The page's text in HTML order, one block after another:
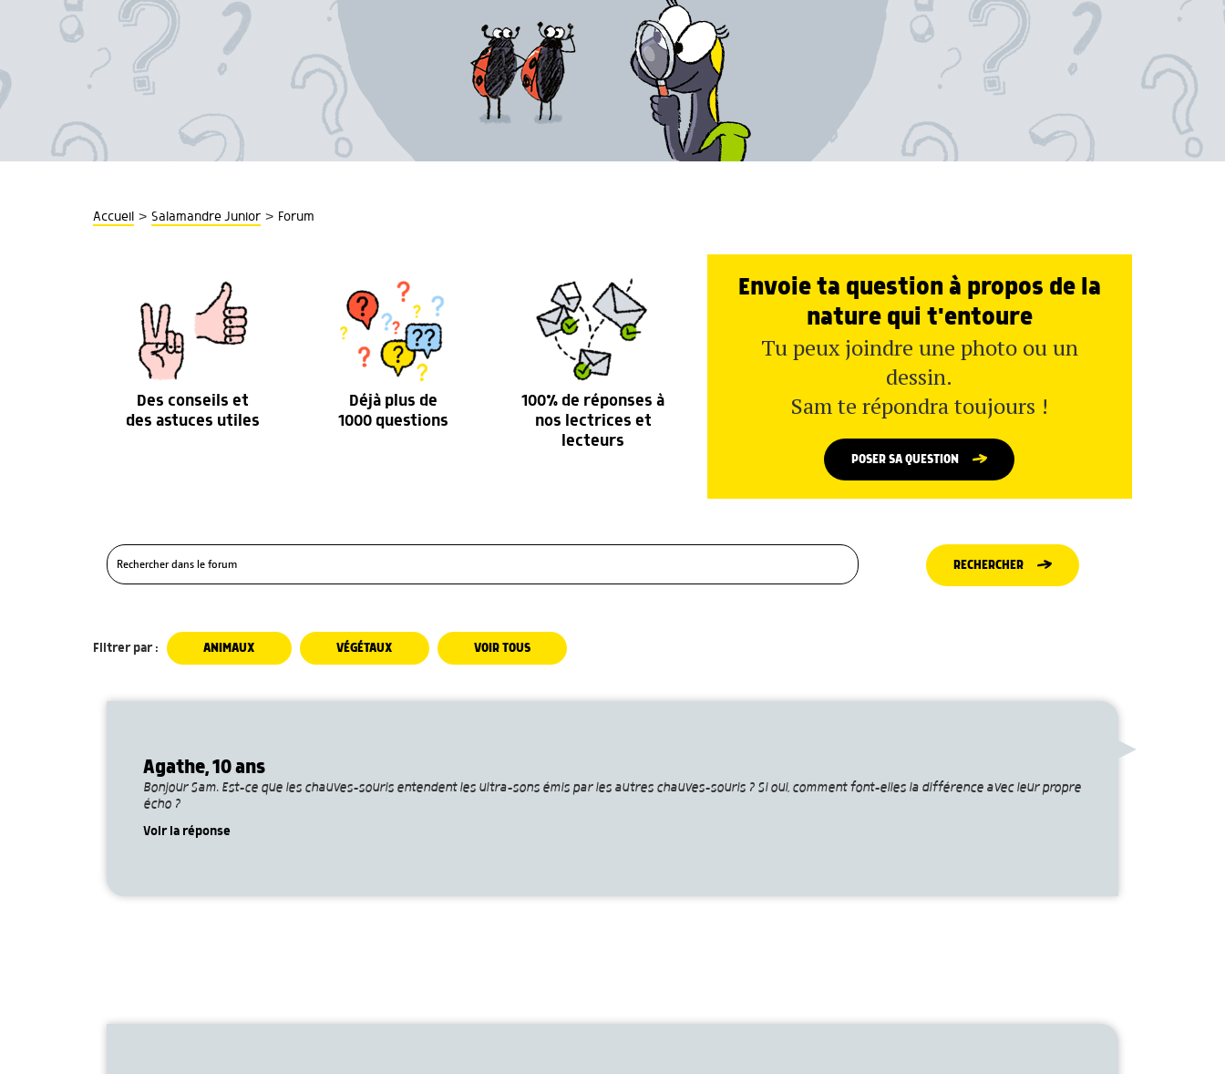
Accueil > Salamandre Junior > Forum
Des conseils et
des astuces utiles
Déjà plus de
1000 questions
100% de réponses à
nos lectrices et
lecteurs
Envoie ta question à propos de la
nature qui t'entoure
Tu peux joindre une photo ou un
dessin.
Sam te répondra toujours !
POSER SA QUESTION
RECHERCHER
Filtrer par : ANIMAUX VÉGÉTAUX VOIR TOUS
Agathe, 10 ans
Bonjour Sam. Est-ce que les chauves-souris entendent les ultra-sons émis par les autres chauves-souris ? Si oui, comment font-elles la différence avec leur propre
écho ?
Voir la réponse